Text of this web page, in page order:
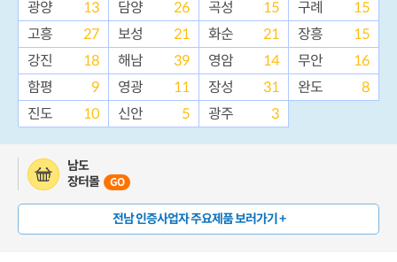
광양
13 담양 26 곡성 15 구례
15
고흥
27 보성 21 화순 21 장흥
15
강진
18 해남 39 영암 14 무안
16
함평
9 영광 11 장성 31 완도
8
진도
10 신안 5 광주 3
남도
장터몰
GO
전남 인증사업자 주요제품 보러가기 +